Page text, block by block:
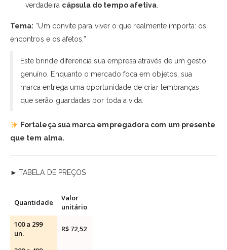
verdadeira cápsula do tempo afetiva
Tema: “Um convite para viver o que realmente importa: os
encontros e os afetos.”
Este brinde diferencia sua empresa através de um gesto
genuíno. Enquanto o mercado foca em objetos, sua
marca entrega uma oportunidade de criar lembranças
que serão guardadas por toda a vida.
Fortaleça sua marca empregadora com um presente
que tem alma.
►TABELA DE PREÇOS
Quantidade
Valor
unitário
100 a 299
un.
R$ 72,52